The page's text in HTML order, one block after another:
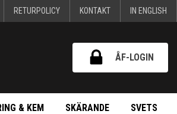
RETURPOLICY KONTAKT IN ENGLISH
ÅF-LOGIN
& KEM SKÄRANDE SVETS